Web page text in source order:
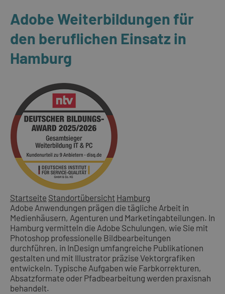
Adobe Weiterbildungen für
den beruflichen Einsatz in
Hamburg
Startseite Standortübersicht Hamburg
Adobe Anwendungen prägen die tägliche Arbeit in
Medienhäusern, Agenturen und Marketingabteilungen. In
Hamburg vermitteln die Adobe Schulungen, wie Sie mit
Photoshop professionelle Bildbearbeitungen
durchführen, in InDesign umfangreiche Publikationen
gestalten und mit Illustrator präzise Vektorgrafiken
entwickeln. Typische Aufgaben wie Farbkorrekturen,
Absatzformate oder Pfadbearbeitung werden praxisnah
behandelt.